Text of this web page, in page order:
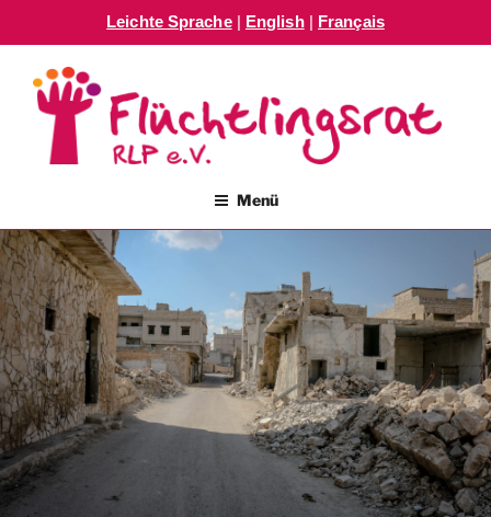
Leichte Sprache| English| Français
Inhalt
springen
FLÜCHTLINGSRAT RLP E.V.
Menü